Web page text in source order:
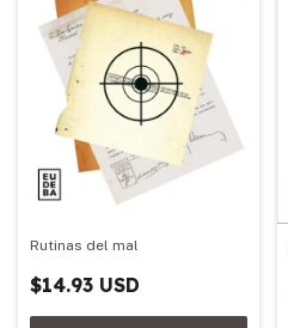
Rutinas del mal
$14.93 USD